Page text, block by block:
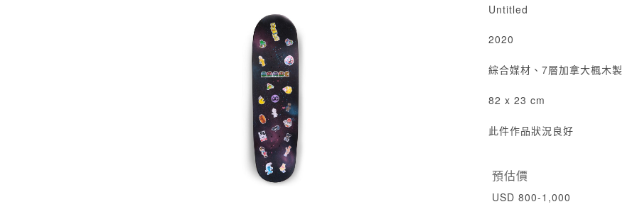
Untitled
2020
綜合媒材、7層加拿大楓木製
82 x 23 cm
此件作品狀況良好
預估價
USD 800-1,000